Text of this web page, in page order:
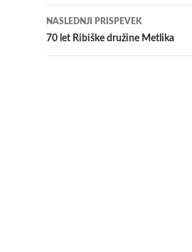
prispevkih
NASLEDNJI PRISPEVEK
70 let Ribiške družine Metlika